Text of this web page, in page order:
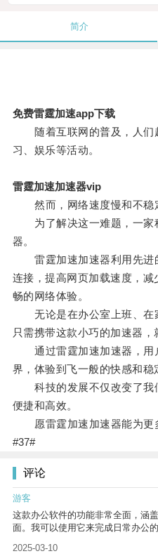
简介
免费雷霆加速app下载
随着互联网的普及，人们
习、娱乐等活动。
雷霆加速加速器vip
然而，网络速度慢和不稳
为了解决这一难题，一家
器。
雷霆加速加速器利用先进
连接，提高网页加载速度，
畅的网络体验。
无论是在办公室上班、在
只需携带这款小巧的加速器，
通过雷霆加速加速器，用
界，体验到飞一般的快感和稳
科技的发展不仅改变了我
便捷和高效。
愿雷霆加速加速器能为更
#37#
评论
游客
这款办公软件的功能非常全面，涵
面。我可以使用它来完成日常办公
2025-03-10